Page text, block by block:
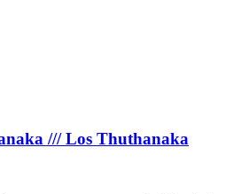
/// Los Thuthanaka